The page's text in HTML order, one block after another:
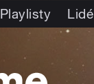
Playlisty Lidé